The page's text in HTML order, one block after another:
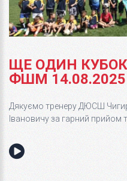
ЩЕ ОДИН КУБОК
ФШМ 14.08.2025
Дякуємо тренеру ДЮСШ
Івановичу за гарний прийом